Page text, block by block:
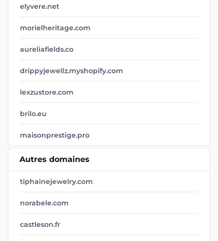
elyvere.net
morielheritage.com
aureliafields.co
drippyjewellz.myshopify.com
lexzustore.com
brilo.eu
maisonprestige.pro
Autres domaines
tiphainejewelry.com
norabele.com
castleson.fr